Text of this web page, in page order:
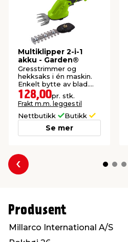
Multiklipper 2-i-1
akku - Garden®
Gresstrimmer og
hekksaks i én maskin.
Enkelt bytte av blad.
Inkludert batteri og
lader.
128,00pr. stk.
Frakt m.m. legges til
Nettbutikk Butikk
Se mer
Forrige
Produsent
Millarco International A/S